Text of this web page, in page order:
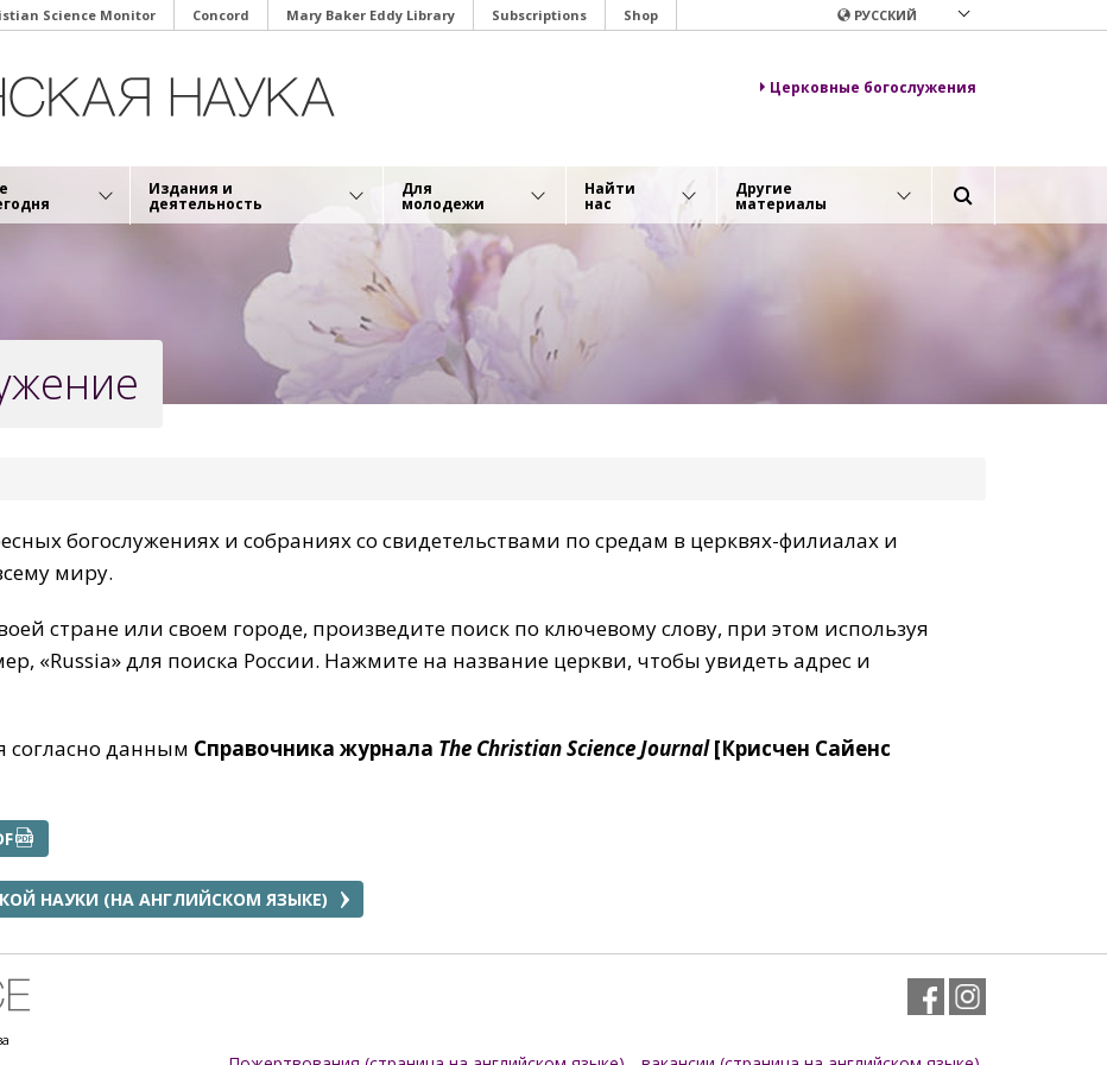
Science Monitor Concord Mary Baker Eddy Library Subscriptions Shop РУССКИЙ
Церковные богослужения
Издания и
деятельность
Для
молодежи
Найти
нас
Другие
материалы
богослужениях и собраниях со свидетельствами по средам в церквях-филиалах и
миру.
стране или своем городе, произведите поиск по ключевому слову, при этом используя
«Russia» для поиска России. Нажмите на название церкви, чтобы увидеть адрес и
согласно данным Справочника журнала The Christian Science Journal[Крисчен Сайенс
НАУКИ (НА АНГЛИЙСКОМ ЯЗЫКЕ)
FacebookInstagram